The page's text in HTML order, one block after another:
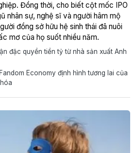
Đồng thời, cho biết cột mốc IPO
nhân sự, nghệ sĩ và người hâm mộ
đồng sở hữu hệ sinh thái đã nuôi
mơ của họ suốt nhiều năm.
đặc quyền tiền tỷ từ nhà sản xuất Anh
Economy định hình tương lai của